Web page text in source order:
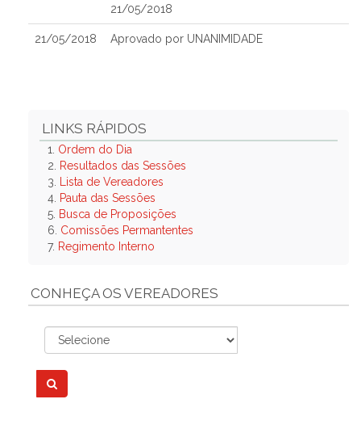
21/05/2018
21/05/2018 Aprovado por UNANIMIDADE
LINKS RÁPIDOS
1. Ordem do Dia
2.
Resultados das Sessões
3.
Lista de Vereadores
4. Pauta das Sessões
5. Busca de Proposições
6. Comissões Permantentes
7. Regimento Interno
CONHEÇA OS VEREADORES